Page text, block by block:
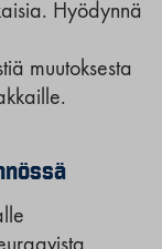
Hyödynnä
muutoksesta